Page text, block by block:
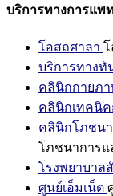
บริการทางการแพ
โอสถศาลา
บริการทางทั
คลินิกกายภ
คลินิกเทคนิ
คลินิกโภชน
โภชนาการแ
โรงพยาบาล
ศูนย์เอ็มเน็ต